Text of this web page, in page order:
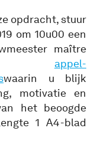
opdracht, stuur
om 10u00 een
maître
via appel-
waarin u blijk
motivatie en
het beoogde
1 A4-blad